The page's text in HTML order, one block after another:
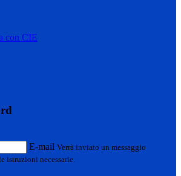
con CIE
E-mail Verrà inviato un messaggio
istruzioni necessarie.